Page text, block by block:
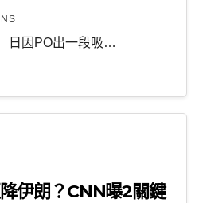
日因PO出一段吸…
伊朗？CNN曝2關鍵